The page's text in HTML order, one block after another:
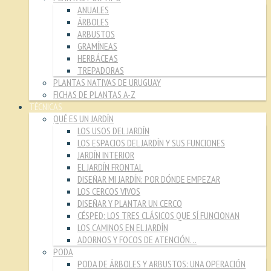
ANUALES
ÁRBOLES
ARBUSTOS
GRAMÍNEAS
HERBÁCEAS
TREPADORAS
PLANTAS NATIVAS DE URUGUAY
FICHAS DE PLANTAS A-Z
TÉCNICAS
QUÉ ES UN JARDÍN
LOS USOS DEL JARDÍN
LOS ESPACIOS DEL JARDÍN Y SUS FUNCIONES
JARDÍN INTERIOR
EL JARDÍN FRONTAL
DISEÑAR MI JARDÍN: POR DÓNDE EMPEZAR
LOS CERCOS VIVOS
DISEÑAR Y PLANTAR UN CERCO
CÉSPED: LOS TRES CLÁSICOS QUE SÍ FUNCIONAN
LOS CAMINOS EN EL JARDÍN
ADORNOS Y FOCOS DE ATENCIÓN…
PODA
PODA DE ÁRBOLES Y ARBUSTOS: UNA OPERACIÓN